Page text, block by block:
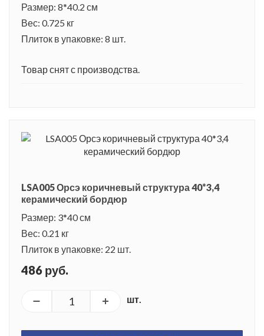
Размер: 8*40.2 см
Вес: 0.725 кг
Плиток в упаковке: 8 шт.
Товар снят с производства.
LSA005 Орсэ коричневый структура 40*3,4
керамический бордюр
Размер: 3*40 см
Вес: 0.21 кг
Плиток в упаковке: 22 шт.
486 руб.
шт.